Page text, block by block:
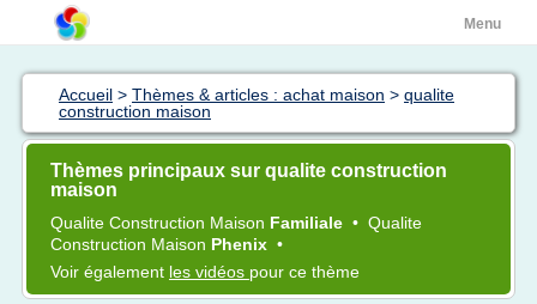
Menu
Accueil > Thèmes & articles : achat maison > qualite
construction maison
Thèmes principaux sur qualite construction
maison
Qualite Construction Maison Familiale • Qualite
Construction Maison Phenix •
Voir également les vidéos pour ce thème